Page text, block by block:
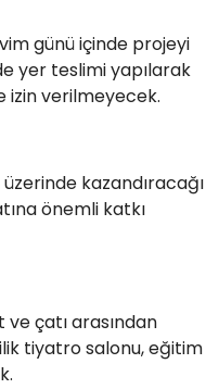
günü içinde projeyi
yer teslimi yapılarak
izin verilmeyecek.
kazandıracağı
önemli katkı
çatı arasından
tiyatro salonu, eğitim